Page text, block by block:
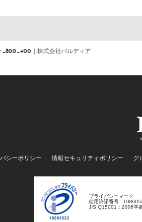
_800_400 | 株式会社パルディア
シーポリシー 情報セキュリティポリシー グ
プライバシーマーク
使用許諾番号 :
JIS Q15001：2006準